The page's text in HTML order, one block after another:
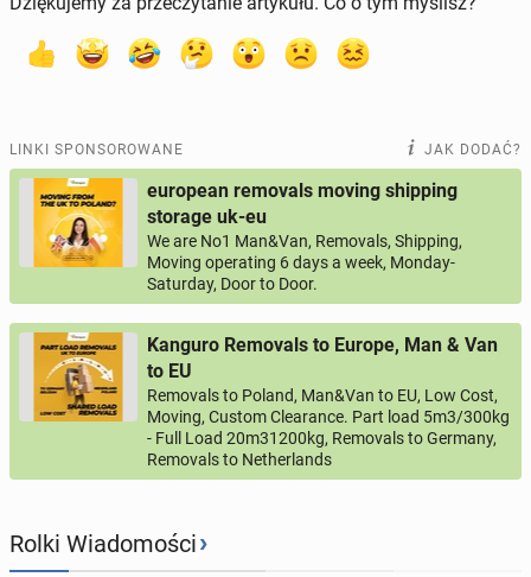
LINKI SPONSOROWANE JAK DODAĆ?
european removals moving shipping
storage uk-eu
We are No1 Man&Van, Removals, Shipping,
Moving operating 6 days a week, Monday-
Saturday, Door to Door.
Kanguro Removals to Europe, Man & Van
to EU
Removals to Poland, Man&Van to EU, Low Cost,
Moving, Custom Clearance. Part load 5m3/300kg
- Full Load 20m31200kg, Removals to Germany,
Removals to Netherlands
Rolki Wiadomości›